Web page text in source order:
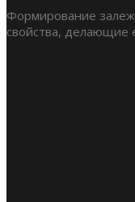
Формирование
свойства, делающие